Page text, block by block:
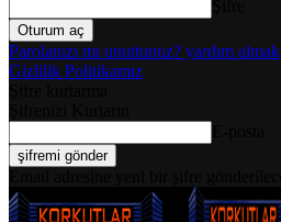
Parolanızı mı unuttunuz? yardım almak
Gizlilik Politikamız